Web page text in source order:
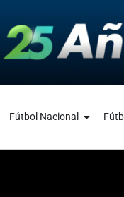
Fútbol Nacional